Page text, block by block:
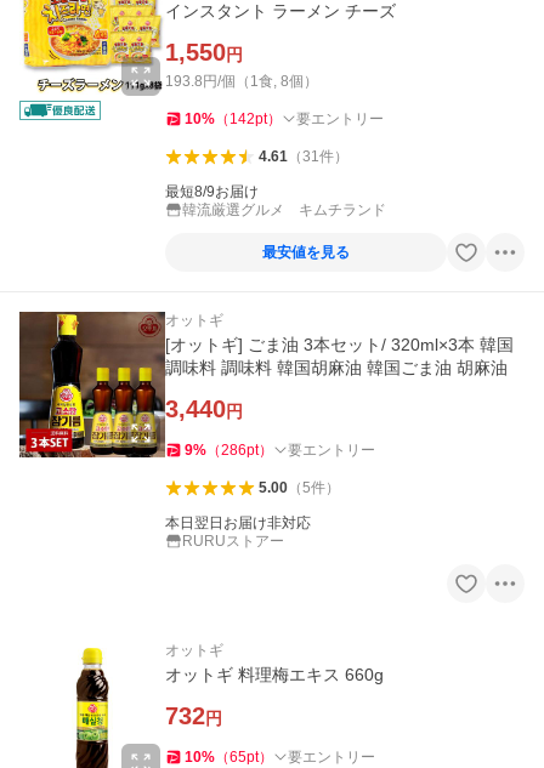
インスタント ラーメン チーズ
1,550円
193.8円/個（1食, 8個）
10% （ 142pt） 要エントリー
4.61（31件）
最短8/9お届け
韓流厳選グルメ キムチランド
最安値を見る
オットギ
[オットギ] ごま油 3本セット/ 320ml×3本 韓国
調味料 調味料 韓国胡麻油 韓国ごま油 胡麻油
3,440円
9% （286pt） 要エントリー
5.00（5件）
本日翌日お届け非対応
RURUストアー
オットギ
オットギ 料理梅エキス 660g
732円
10% （65pt） 要エントリー